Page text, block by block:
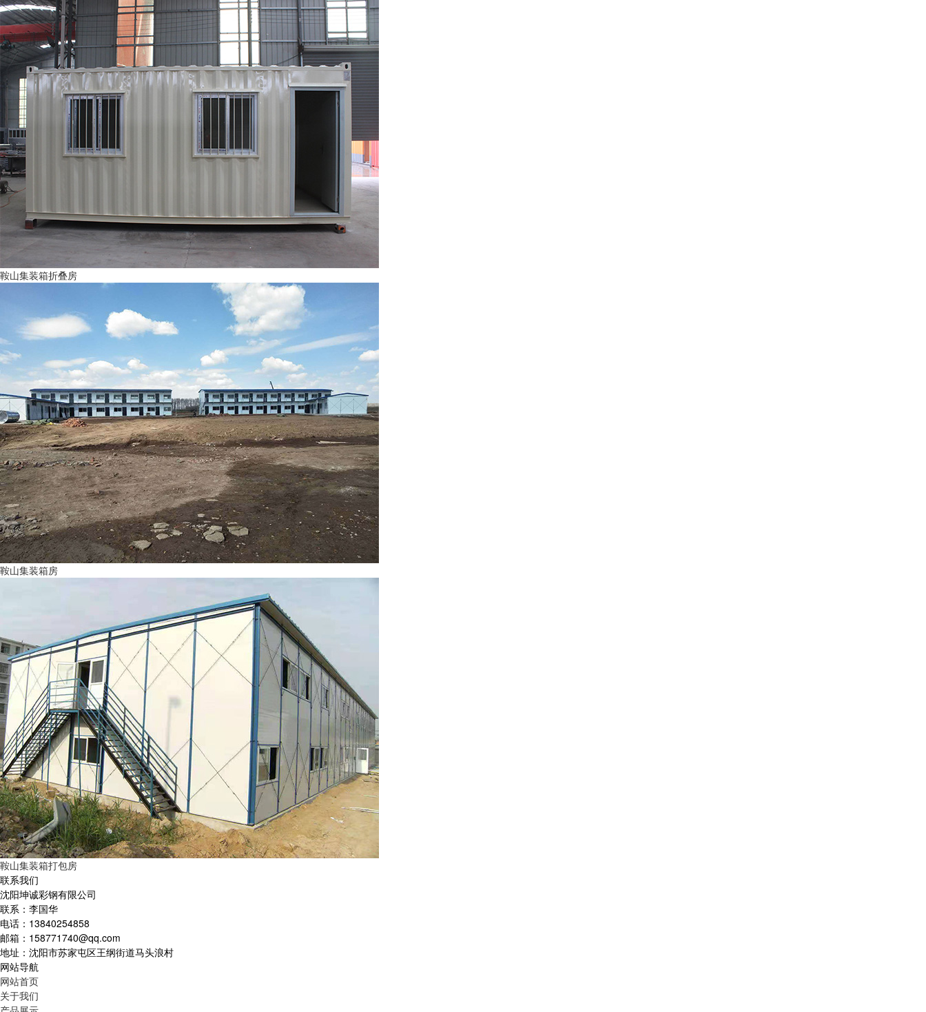
鞍山集装箱折叠房
鞍山集装箱房
鞍山集装箱打包房
联系我们
沈阳坤诚彩钢有限公司
联系：李国华
电话：13840254858
邮箱：158771740@qq.com
地址：沈阳市苏家屯区王纲街道马头浪村
网站导航
网站首页
关于我们